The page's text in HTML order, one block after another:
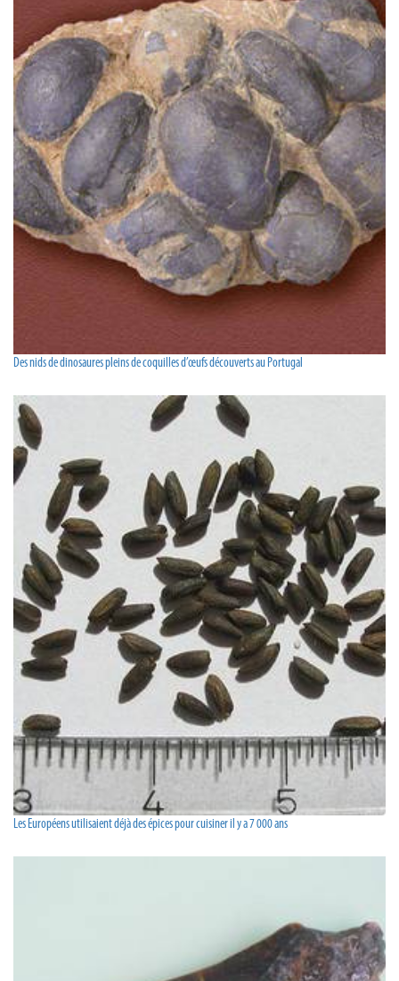
Des nids de dinosaures pleins de coquilles d’œufs découverts au Portugal
Les Européens utilisaient déjà des épices pour cuisiner il y a 7 000 ans